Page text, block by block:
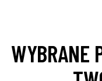
WYBRANE